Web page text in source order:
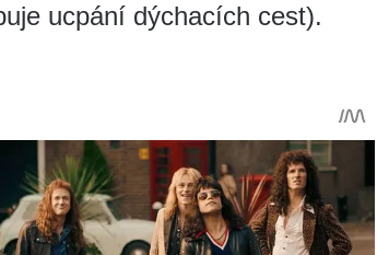
ucpání dýchacích cest).